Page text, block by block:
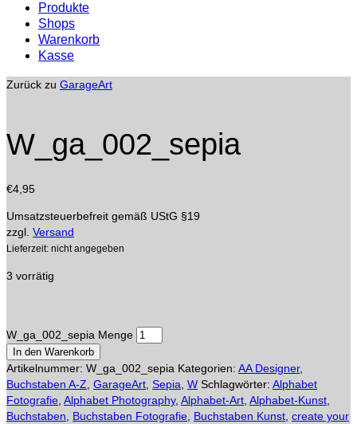
Produkte
Shops
Warenkorb
Kasse
Zurück zu GarageArt
W_ga_002_sepia
€4,95
Umsatzsteuerbefreit gemäß UStG §19
zzgl. Versand
Lieferzeit: nicht angegeben
3 vorrätig
W_ga_002_sepia Menge
In den Warenkorb
Artikelnummer: W_ga_002_sepia Kategorien: AA Designer,
Buchstaben A-Z GarageArt Sepia W Schlagwörter: Alphabet
Fotografie Alphabet Photography, Alphabet-Art Alphabet-Kunst
Buchstaben
Buchstaben Fotografie Buchstaben Kunst create your